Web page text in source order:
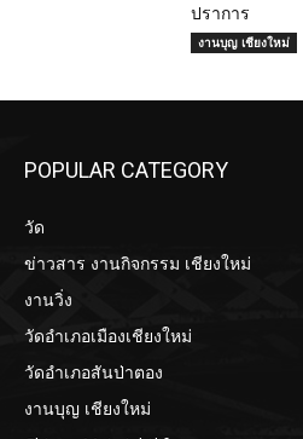
ปราการ
งานบุญ เชียงใหม่
POPULAR CATEGORY
วัด
ข่าวสาร งานกิจกรรม เชียงใหม่
งานวิ่ง
วัดอำเภอเมืองเชียงใหม่
วัดอำเภอสันป่าตอง
งานบุญ เชียงใหม่